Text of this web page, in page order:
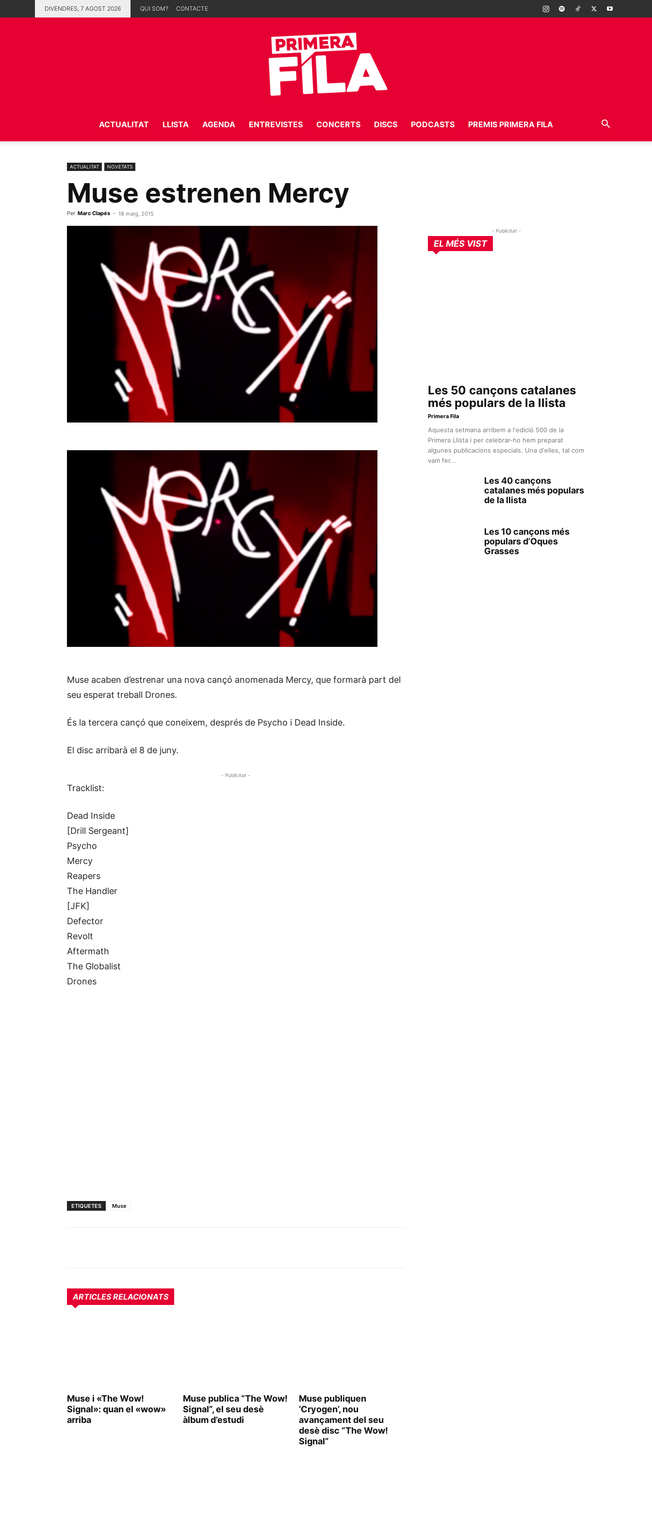
DIVENDRES, 7 AGOST 2026 QUI SOM? CONTACTE
Fila
ACTUALITAT LLISTA AGENDA ENTREVISTES CONCERTS DISCS PODCASTS PREMIS PRIMERA FILA
ACTUALITAT NOVETATS
Muse estrenen Mercy
Per Marc Clapés - 18 maig, 2015
Muse acaben d’estrenar una nova cançó anomenada Mercy, que formarà part del
seu esperat treball Drones.
És la tercera cançó que coneixem, després de Psycho i Dead Inside.
El disc arribarà el 8 de juny.
- Publicitat -
Tracklist:
Dead Inside
[Drill Sergeant]
Psycho
Mercy
Reapers
The Handler
[JFK]
Defector
Revolt
Aftermath
The Globalist
Drones
ETIQUETES Muse
ARTICLES RELACIONATS
Muse i «The Wow!
Signal»: quan el «wow»
arriba
Muse publica “The Wow!
Signal”, el seu desè
àlbum d’estudi
Muse publiquen
‘Cryogen’, nou
avançament del seu
desè disc “The Wow!
Signal”
- Publicitat -
EL MÉS VIST
Les 50 cançons catalanes
més populars de la llista
Primera Fila
Aquesta setmana arribem a l'edició 500 de la
Primera Llista i per celebrar-ho hem preparat
algunes publicacions especials. Una d'elles, tal com
vam fer...
Les 40 cançons
catalanes més populars
de la llista
Les 10 cançons més
populars d’Oques
Grasses